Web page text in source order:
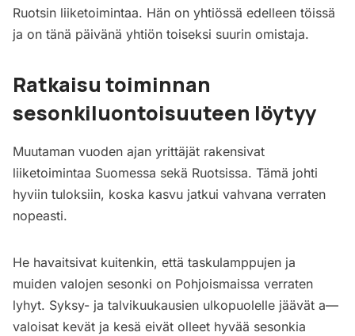
Ruotsin liiketoimintaa. Hän on yhtiössä edelleen töissä
ja on tänä päivänä yhtiön toiseksi suurin omistaja.
Ratkaisu toiminnan
sesonkiluontoisuuteen löytyy
Muutaman vuoden ajan yrittäjät rakensivat
liiketoimintaa Suomessa sekä Ruotsissa. Tämä johti
hyviin tuloksiin, koska kasvu jatkui vahvana verraten
nopeasti.
He havaitsivat kuitenkin, että taskulamppujen ja
muiden valojen sesonki on Pohjoismaissa verraten
lyhyt. Syksy- ja talvikuukausien ulkopuolelle jäävät a—
valoisat kevät ja kesä eivät olleet hyvää sesonkia